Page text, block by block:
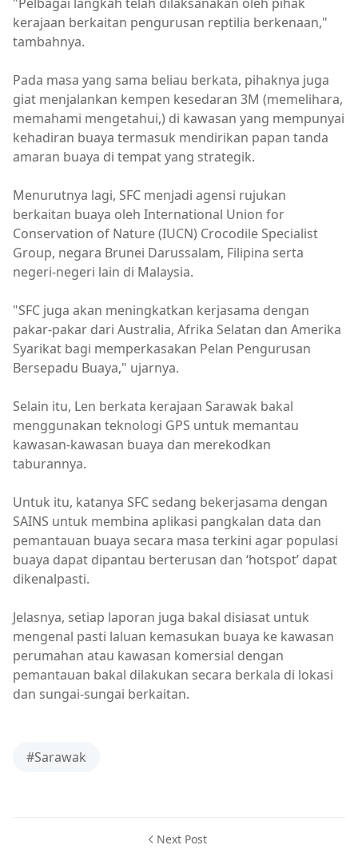
kerajaan berkaitan pengurusan reptilia berkenaan,"
tambahnya.
Pada masa yang sama beliau berkata, pihaknya juga
giat menjalankan kempen kesedaran 3M (memelihara,
memahami mengetahui,) di kawasan yang mempunyai
kehadiran buaya termasuk mendirikan papan tanda
amaran buaya di tempat yang strategik.
Menurutnya lagi, SFC menjadi agensi rujukan
berkaitan buaya oleh International Union for
Conservation of Nature (IUCN) Crocodile Specialist
Group, negara Brunei Darussalam, Filipina serta
negeri-negeri lain di Malaysia.
"SFC juga akan meningkatkan kerjasama dengan
pakar-pakar dari Australia, Afrika Selatan dan Amerika
Syarikat bagi memperkasakan Pelan Pengurusan
Bersepadu Buaya," ujarnya.
Selain itu, Len berkata kerajaan Sarawak bakal
menggunakan teknologi GPS untuk memantau
kawasan-kawasan buaya dan merekodkan
taburannya.
Untuk itu, katanya SFC sedang bekerjasama dengan
SAINS untuk membina aplikasi pangkalan data dan
pemantauan buaya secara masa terkini agar populasi
buaya dapat dipantau berterusan dan ‘hotspot’ dapat
dikenalpasti.
Jelasnya, setiap laporan juga bakal disiasat untuk
mengenal pasti laluan kemasukan buaya ke kawasan
perumahan atau kawasan komersial dengan
pemantauan bakal dilakukan secara berkala di lokasi
dan sungai-sungai berkaitan.
#Sarawak
Next Post